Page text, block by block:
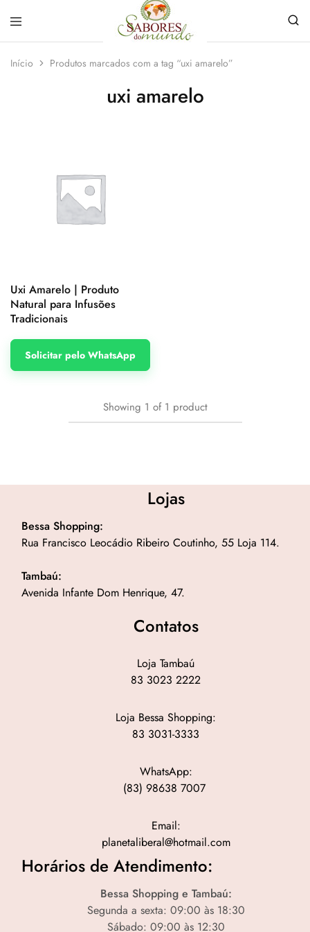
do
Mundo
loja
de
Especiarias
Início Produtos marcados com a tag “uxi amarelo”
uxi amarelo
Uxi Amarelo | Produto
Natural para Infusões
Tradicionais
Solicitar pelo WhatsApp
Showing 1 of 1 product
Lojas
Bessa Shopping:
Rua Francisco Leocádio Ribeiro Coutinho, 55 Loja 114.
Tambaú:
Avenida Infante Dom Henrique, 47.
Contatos
Loja Tambaú
83 3023 2222
Loja Bessa Shopping:
83 3031-3333
WhatsApp:
(83) 98638 7007
Email:
planetaliberal@hotmail.com
Horários de Atendimento:
Bessa Shopping e Tambaú:
Segunda a sexta: 09:00 às 18:30
Sábado: 09:00 às 12:30